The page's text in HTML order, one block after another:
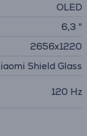
OLED
6,3 "
2656x1220
Shield Glass
120 Hz